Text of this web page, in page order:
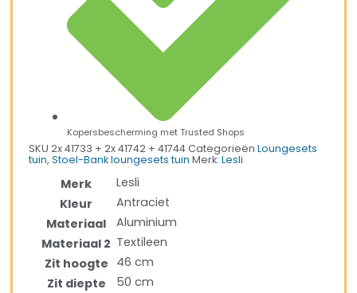
Kopersbescherming met Trusted Shops
SKU2x 41733 + 2x 41742 + 41744Categorieën Loungesets
tuin,Stoel-Bank loungesets tuin Merk:Lesli
Merk
Lesli
Kleur
Antraciet
Materiaal
Aluminium
Materiaal 2 Textileen
Zit hoogte 46 cm
Zit diepte
50 cm